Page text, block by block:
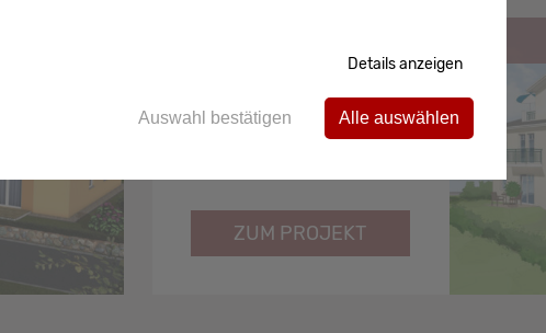
ZUM PROJEKT
Details anzeigen
Auswahl bestätigen Alle auswählen